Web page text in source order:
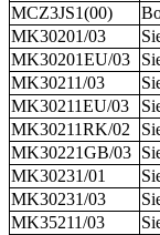
MCZ3JS1(00)
MK30201/03
MK30201EU/03
MK30211/03
MK30211EU/03
MK30211RK/02
MK30221GB/03
MK30231/01
MK30231/03
MK35211/03